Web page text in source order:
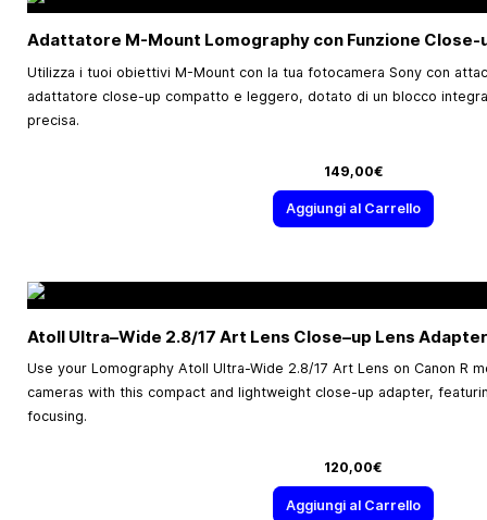
Adattatore M-Mount Lomography con Funzione Close-
Utilizza i tuoi obiettivi M-Mount con la tua fotocamera Sony con
adattatore close-up compatto e leggero, dotato di un blocco
precisa.
149,00€
Aggiungi al Carrello
Atoll Ultra–Wide 2.8/17 Art Lens Close–up Lens Adapter
Use your Lomography Atoll Ultra-Wide 2.8/17 Art Lens on Canon R
cameras with this compact and lightweight close-up adapter,
focusing.
120,00€
Aggiungi al Carrello